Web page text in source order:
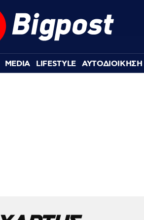
MEDIA LIFESTYLE ΑΥΤΟΔΙΟΙΚΗΣΗ